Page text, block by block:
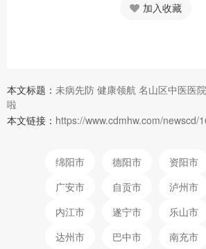
加入收藏
本文标题： 未病先防 健康领航 名山区中医医
啦
本文链接： https://www.cdmhw.com/newscd/
绵阳市 德阳市 资阳市
广安市
自贡市 泸州市
内江市
遂宁市 乐山市
达州市
巴中市 南充市